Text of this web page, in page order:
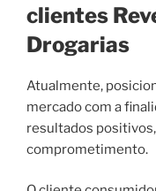
clientes
Drogarias
Atualmente,
mercado com a
resultados
comprometimento.